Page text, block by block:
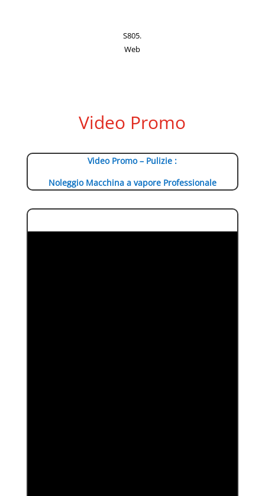
S805.
Web
Video Promo
Video Promo – Pulizie :
Noleggio Macchina a vapore Professionale